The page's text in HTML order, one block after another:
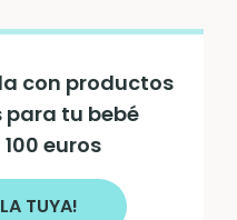
con productos
tu bebé
euros
TUYA!